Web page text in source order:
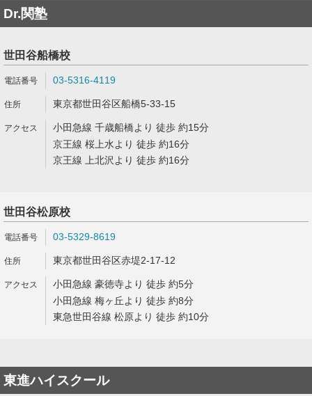
Dr.関塾
世田谷船橋校
03-5316-4119
東京都世田谷区船橋5-33-15
小田急線 千歳船橋より 徒歩 約15分
京王線 桜上水より 徒歩 約16分
京王線 上北沢より 徒歩 約16分
世田谷松原校
03-5329-8619
東京都世田谷区赤堤2-17-12
小田急線 豪徳寺より 徒歩 約5分
小田急線 梅ヶ丘より 徒歩 約8分
東急世田谷線 松原より 徒歩 約10分
東進ハイスクール